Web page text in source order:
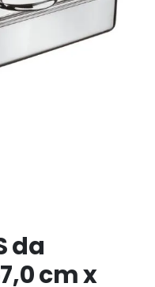
da
cm x